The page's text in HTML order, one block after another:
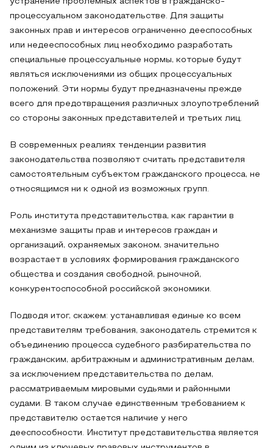
процессуальном законодательстве. Для защиты
законных прав и интересов ограниченно дееспособных
или недееспособных лиц необходимо разработать
специальные процессуальные нормы, которые будут
являться исключениями из общих процессуальных
положений. Эти нормы будут предназначены прежде
всего для предотвращения различных злоупотреблений
со стороны законных представителей и третьих лиц.
В современных реалиях тенденции развития
законодательства позволяют считать представителя
самостоятельным субъектом гражданского процесса, не
относящимся ни к одной из возможных групп.
Роль института представительства, как гарантии в
механизме защиты прав и интересов граждан и
организаций, охраняемых законом, значительно
возрастает в условиях формирования гражданского
общества и создания свободной, рыночной,
конкурентоспособной российской экономики.
Подводя итог, скажем: устанавливая единые ко всем
представителям требования, законодатель стремится к
объединению процесса судебного разбирательства по
гражданским, арбитражным и административным делам,
за исключением представительства по делам,
рассматриваемым мировыми судьями и районными
судами. В таком случае единственным требованием к
представителю остается наличие у него
дееспособности. Институт представительства является